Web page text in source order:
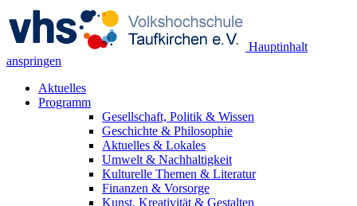
Hauptinhalt
anspringen
Aktuelles
Programm
Gesellschaft, Politik & Wissen
Geschichte & Philosophie
Aktuelles & Lokales
Umwelt & Nachhaltigkeit
Kulturelle Themen & Literatur
Finanzen & Vorsorge
Kunst, Kreativität & Gestalten